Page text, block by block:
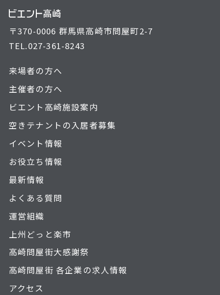
〒370-0006 群馬県高崎市問屋町2-7
TEL.027-361-8243
来場者の方へ
主催者の方へ
ビエント高崎施設案内
空きテナントの入居者募集
イベント情報
お役立ち情報
最新情報
よくある質問
運営組織
上州どっと楽市
高崎問屋街大感謝祭
高崎問屋街 各企業の求人情報
アクセス